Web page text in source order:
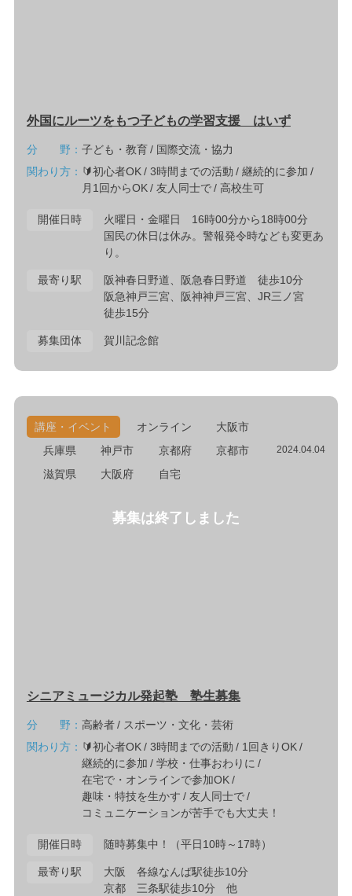
外国にルーツをもつ子どもの学習支援 はいず
分 野： 子ども・教育
国際交流・協力
関わり方： 🔰初心者OK 3時間までの活動
継続的に参加
月1回からOK
友人同士で 高校生可
開催日時
火曜日・金曜日 16時00分から18時00分
国民の休日は休み。警報発令時なども変更あ
り。
最寄り駅
阪神春日野道、阪急春日野道 徒歩10分
阪急神戸三宮、阪神神戸三宮、JR三ノ宮
徒歩15分
募集団体 賀川記念館
講座・イベント オンライン
大阪市
兵庫県
神戸市 京都府
京都市
滋賀県
大阪府 自宅
2024.04.04
シニアミュージカル発起塾 塾生募集
分 野： 高齢者
スポーツ・文化・芸術
関わり方： 🔰初心者OK 3時間までの活動
1回きりOK
継続的に参加
学校・仕事おわりに
在宅で・オンラインで参加OK
趣味・特技を生かす
友人同士で
コミュニケーションが苦手でも大丈夫！
開催日時 随時募集中！（平日10時～17時）
最寄り駅
大阪 各線なんば駅徒歩10分
京都 三条駅徒歩10分 他
募集は終了しました